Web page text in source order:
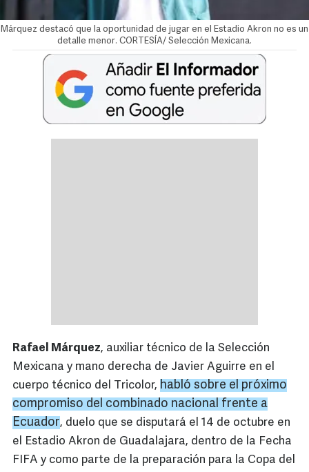
Márquez destacó que la oportunidad de jugar en el Estadio Akron no es un
detalle menor. CORTESÍA/ Selección Mexicana.
Rafael Márquez, auxiliar técnico de la Selección
Mexicana y mano derecha de Javier Aguirre en el
cuerpo técnico del Tricolor, habló sobre el próximo
compromiso del combinado nacional frente a
Ecuador, duelo que se disputará el 14 de octubre en
el Estadio Akron de Guadalajara, dentro de la Fecha
FIFA y como parte de la preparación para la Copa del